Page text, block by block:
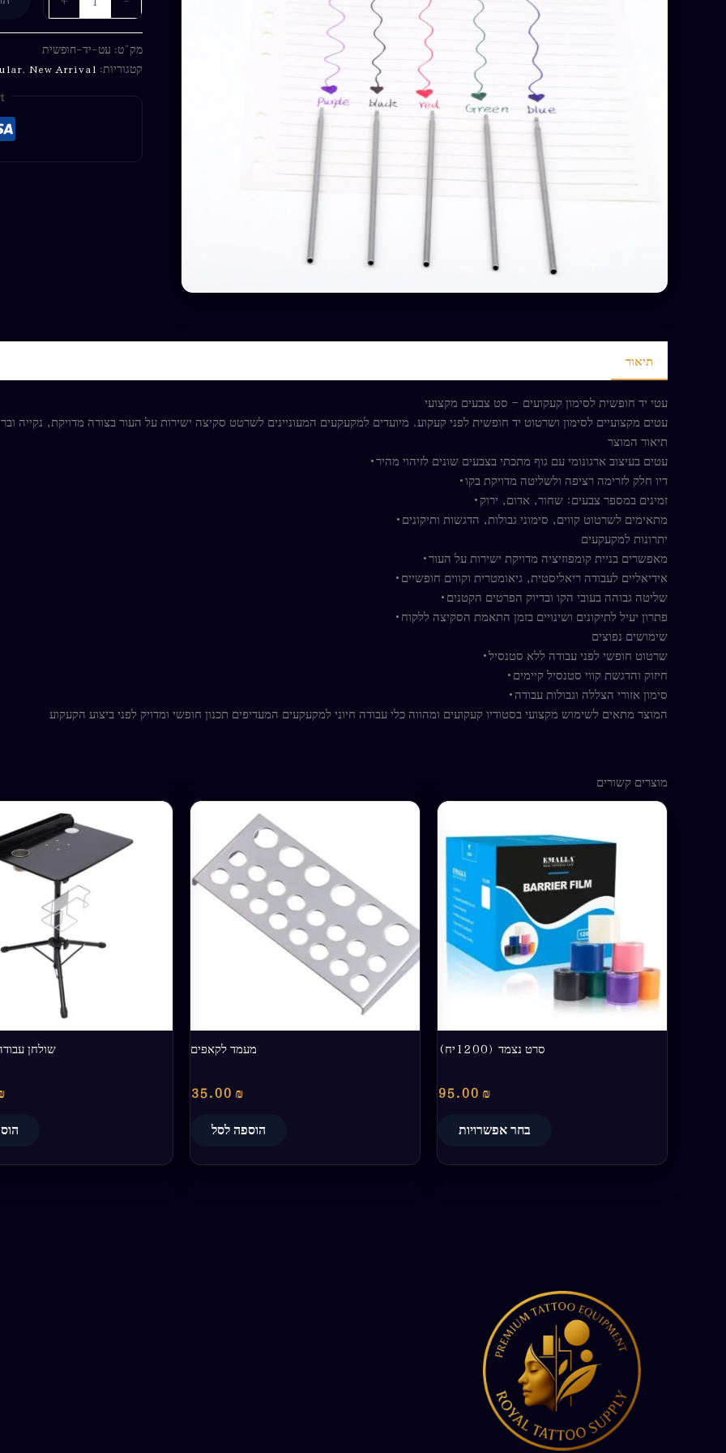
מק"ט: עט-יד-חופשית
קטגוריות:
, New Arrival
תיאור
עטי יד חופשית לסימון קעקועים – סט צבעים מקצועי
עטים מקצועיים לסימון ושרטוט יד חופשית לפני קעקוע. מיועדים למקעקעים המעוניינים לשרטט סקיצה ישירות על העור בצורה מדויקת, נקייה
תיאור המוצר
עטים בעיצוב ארגונומי עם גוף מתכתי בצבעים שונים לזיהוי מהיר•
דיו חלק לזרימה רציפה ולשליטה מדויקת בקו•
זמינים במספר צבעים: שחור, אדום, ירוק•
מתאימים לשרטוט קווים, סימוני גבולות, הדגשות ותיקונים•
יתרונות למקעקעים
מאפשרים בניית קומפוזיציה מדויקת ישירות על העור•
אידיאליים לעבודה ריאליסטית, גיאומטרית וקווים חופשיים•
שליטה גבוהה בעובי הקו ובדיוק הפרטים הקטנים•
פתרון יעיל לתיקונים ושינויים בזמן התאמת הסקיצה ללקוח•
שימושים נפוצים
שרטוט חופשי לפני עבודה ללא סטנסיל•
חיזוק והדגשת קווי סטנסיל קיימים•
סימון אזורי הצללה וגבולות עבודה•
המוצר מתאים לשימוש מקצועי בסטודיו קעקועים ומהווה כלי עבודה חיוני למקעקעים המעדיפים תכנון חופשי ומדויק לפני ביצוע הקעקוע
מוצרים קשורים
סרט נצמד (1200יח)
95.00 ₪
בחר אפשרויות
למוצר
לבחור
האפשרויות
מעמד לקאפים
35.00 ₪
הוספה לסל
שולחן